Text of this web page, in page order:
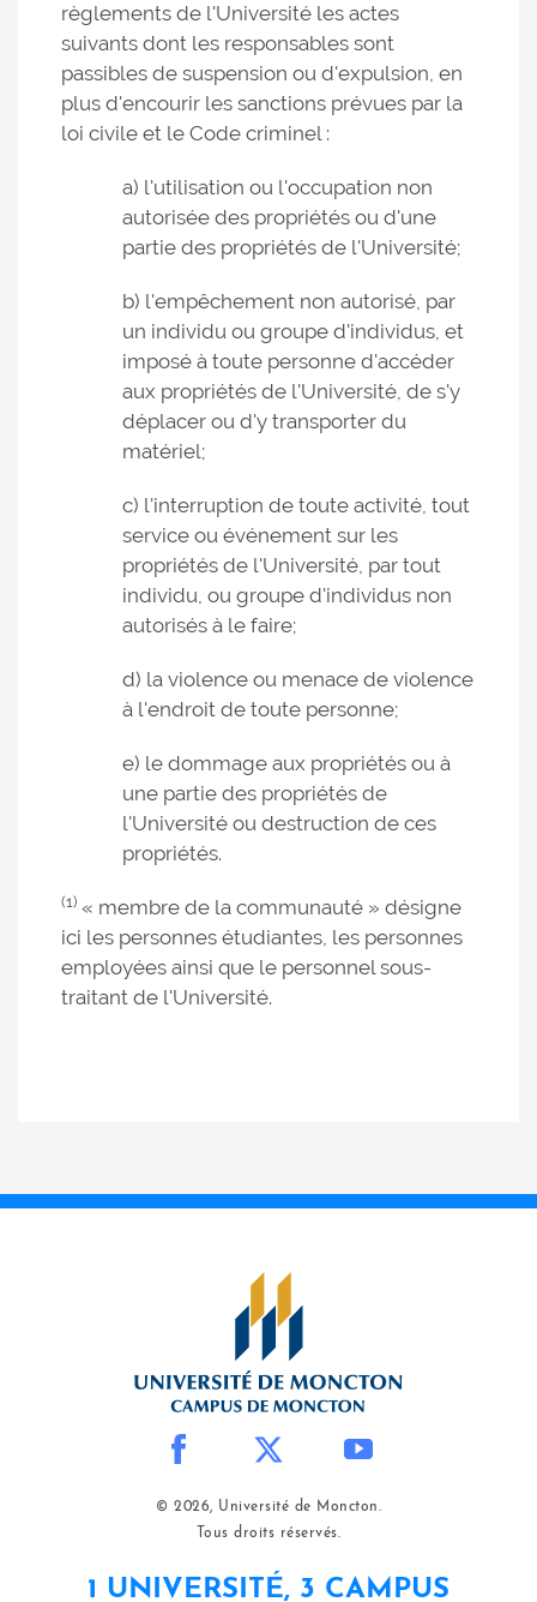
règlements de l'Université les actes
suivants dont les responsables sont
passibles de suspension ou d'expulsion, en
plus d'encourir les sanctions prévues par la
loi civile et le Code criminel :
a) l'utilisation ou l'occupation non
autorisée des propriétés ou d'une
partie des propriétés de l'Université;
b) l'empêchement non autorisé, par
un individu ou groupe d'individus, et
imposé à toute personne d'accéder
aux propriétés de l'Université, de s'y
déplacer ou d'y transporter du
matériel;
c) l'interruption de toute activité, tout
service ou événement sur les
propriétés de l'Université, par tout
individu, ou groupe d'individus non
autorisés à le faire;
d) la violence ou menace de violence
à l'endroit de toute personne;
e) le dommage aux propriétés ou à
une partie des propriétés de
l'Université ou destruction de ces
propriétés.
(1) « membre de la communauté » désigne
ici les personnes étudiantes, les personnes
employées ainsi que le personnel sous-
traitant de l'Université.
© 2026, Université de Moncton.
Tous droits réservés.
1 UNIVERSITÉ, 3 CAMPUS